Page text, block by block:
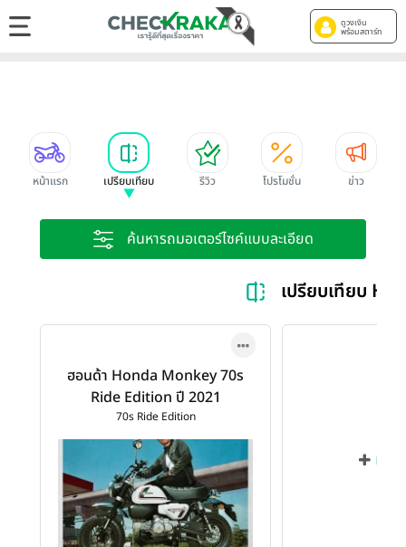
ดูวงเงิน
พร้อมสตาร์ท
หน้าแรก เปรียบเทียบ รีวิว โปรโมชั่น ข่าว
ค้นหารถมอเตอร์ไซค์แบบละเอียด
เปรียบเทียบ
ฮอนด้า Honda Monkey 70s
Ride Edition ปี 2021
70s Ride Edition
เพิ่